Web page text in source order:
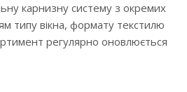
карнизну систему з окремих
типу вікна, формату текстилю
регулярно оновлюється